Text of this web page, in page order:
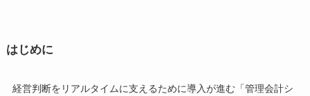
はじめに
経営判断をリアルタイムに支えるために導入が進む「管理会計シ